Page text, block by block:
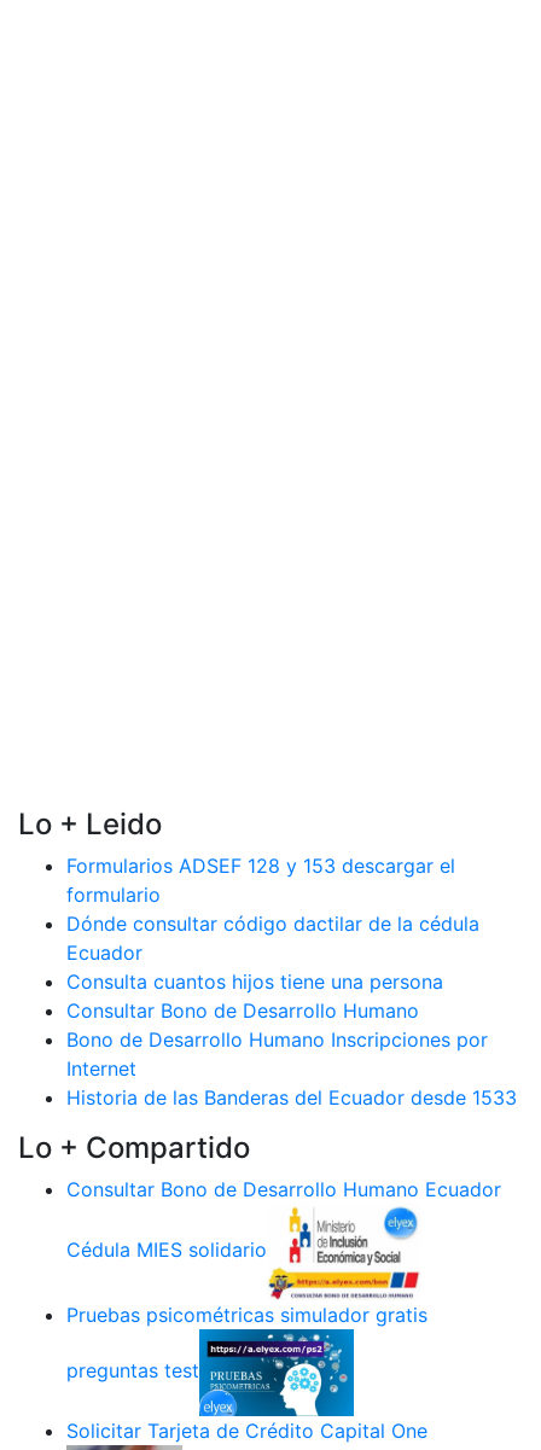
Lo + Leido
Formularios ADSEF 128 y 153 descargar el
formulario
Dónde consultar código dactilar de la cédula
Ecuador
Consulta cuantos hijos tiene una persona
Consultar Bono de Desarrollo Humano
Bono de Desarrollo Humano Inscripciones por
Internet
Historia de las Banderas del Ecuador desde 1533
Lo + Compartido
Consultar Bono de Desarrollo Humano Ecuador
Cédula MIES solidario
Pruebas psicométricas simulador gratis
preguntas test
Solicitar Tarjeta de Crédito Capital One